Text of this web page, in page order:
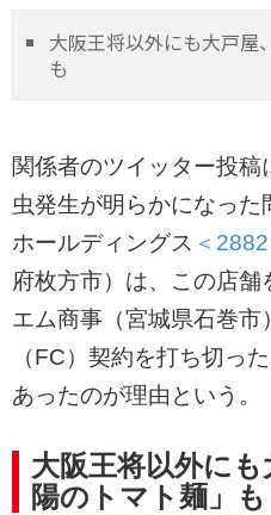
大阪王将以外にも大戸屋
も
関係者のツイッター投
虫発生が明らかになった
ホールディングス ＜2882
府枚方市）は、この店
エム商事（宮城県石巻
（FC）契約を打ち切っ
あったのが理由という。
大阪王将以外に
陽のトマト麺」も